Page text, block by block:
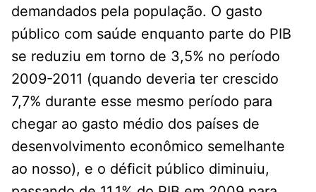
demandados pela população. O gasto
público com saúde enquanto parte do PIB
se reduziu em torno de 3,5% no período
2009-2011 (quando deveria ter crescido
7,7% durante esse mesmo período para
chegar ao gasto médio dos países de
desenvolvimento econômico semelhante
ao nosso), e o déficit público diminuiu,